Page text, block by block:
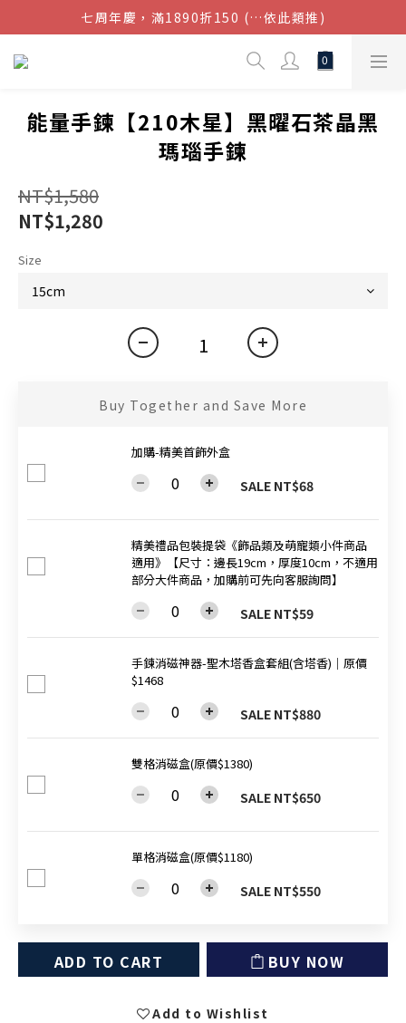
結帳金額滿$1080超取免運
七周年慶，滿1890折150 (…依此類推)
點我加入官方LINE帳號，獲得50元現金券
能量手鍊【210木星】黑曜石茶晶黑
瑪瑙手鍊
NT$1,580
NT$1,280
Size
Buy Together and Save More
加購-精美首飾外盒
SALE NT$68
精美禮品包裝提袋《飾品類及萌寵類小件商品
適用》【尺寸：邊長19cm，厚度10cm，不適用
部分大件商品，加購前可先向客服詢問】
SALE NT$59
手鍊消磁神器-聖木塔香盒套組(含塔香)│原價
$1468
SALE NT$880
雙格消磁盒(原價$1380)
SALE NT$650
單格消磁盒(原價$1180)
SALE NT$550
ADD TO CART BUY NOW
Add to Wishlist